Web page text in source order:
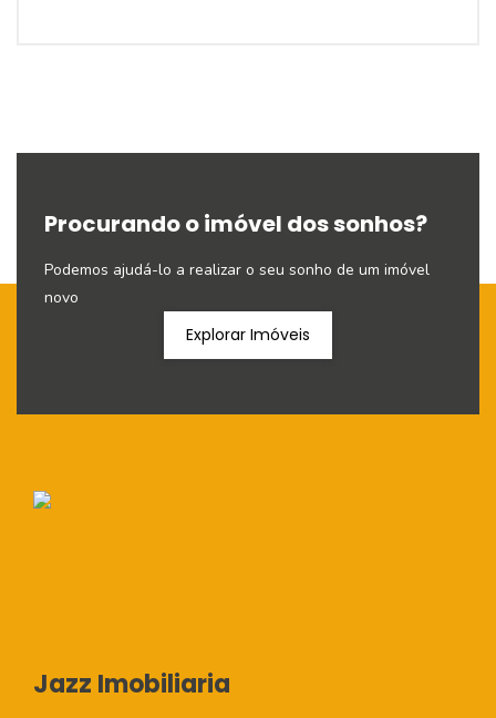
Procurando o imóvel dos sonhos?
Podemos ajudá-lo a realizar o seu sonho de um imóvel
novo
Explorar Imóveis
Jazz Imobiliaria